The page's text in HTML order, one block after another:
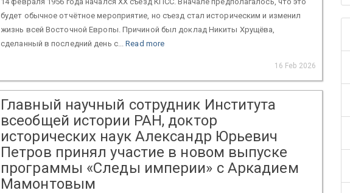
будет обычное отчётное мероприятие, но съезд стал историческим и изменил
жизнь всей Восточной Европы. Причиной был доклад Никиты Хрущёва,
сделанный в последний день с...Read more
16 Feb 2026
Главный научный сотрудник Института
всеобщей истории РАН, доктор
исторических наук Александр Юрьевич
Петров принял участие в новом выпуске
программы «Следы империи» с Аркадием
Мамонтовым